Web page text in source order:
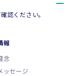
認ください。
報
念
ッセージ